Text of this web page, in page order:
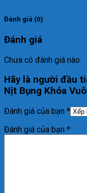
Đánh giá (0)
Đánh giá
Chưa có đánh giá nào.
Hãy là người đầu
Nịt Bụng Khóa
Đánh giá của bạn *
Đánh giá của bạn *